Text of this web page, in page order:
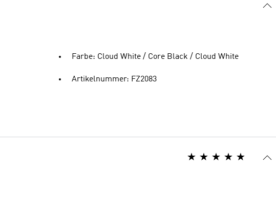
Farbe: Cloud White / Core Black / Cloud White
Artikelnummer: FZ2083